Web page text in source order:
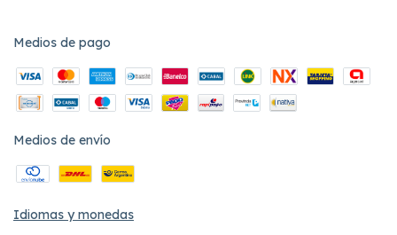
Medios de pago
Medios de envío
Idiomas y monedas